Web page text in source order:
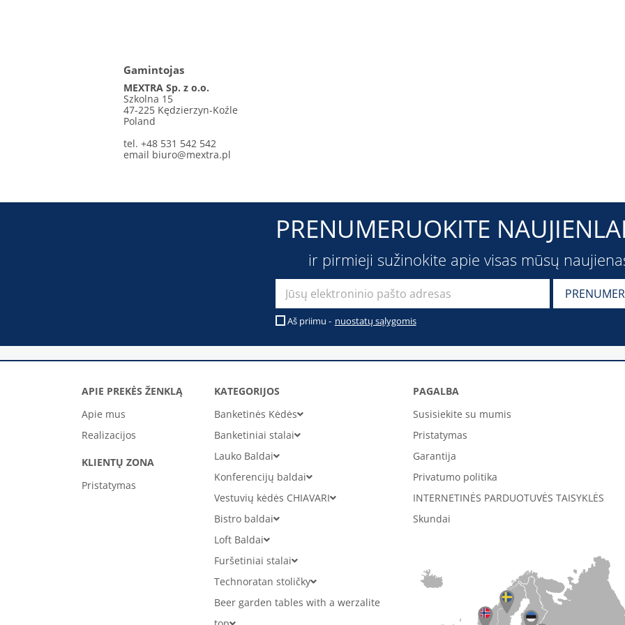
Gamintojas
MEXTRA Sp. z o.o.
Szkolna 15
47-225 Kędzierzyn-Koźle
Poland
tel. +48 531 542 542
email biuro@mextra.pl
PRENUMERUOKITE
ir pirmieji sužinokite apie visas mūsų
Aš priimu - nuostatų sąlygomis
APIE PREKĖS ŽENKLĄ
Apie mus
Realizacijos
KLIENTŲ ZONA
Pristatymas
KATEGORIJOS
Banketinės Kėdės
Banketiniai stalai
Lauko Baldai
Konferencijų baldai
Vestuvių kėdės CHIAVARI
Bistro baldai
Loft Baldai
Furšetiniai stalai
Technoratan stoličky
Beer garden tables with a werzalite
PAGALBA
Susisiekite su mumis
Pristatymas
Garantija
Privatumo politika
INTERNETINĖS PARDUOTUVĖS TAISYKLĖS
Skundai